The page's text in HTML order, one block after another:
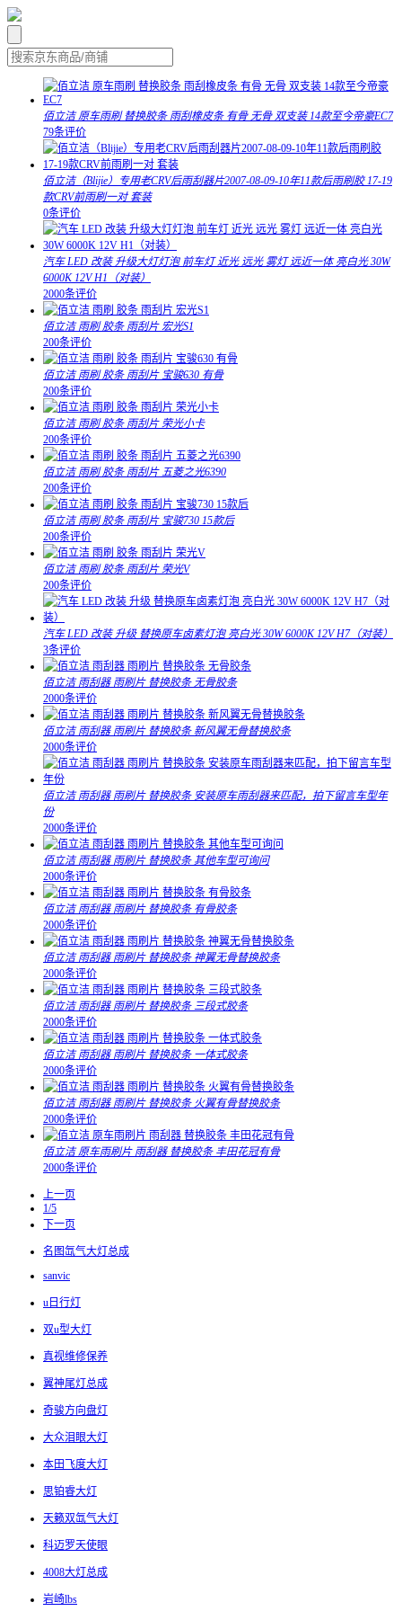
佰立洁 原车雨刷 替换胶条 雨刮橡皮条 有骨 无骨 双支装 14款至今帝豪EC7
79条评价
佰立洁（Blijie）专用老CRV后雨刮器片2007-08-09-10年11款后雨刷胶 17-19
款CRV前雨刷一对 套装
0条评价
汽车 LED 改装 升级大灯灯泡 前车灯 近光 远光 雾灯 远近一体 亮白光 30W
6000K 12V H1（对装）
2000条评价
佰立洁 雨刷 胶条 雨刮片 宏光S1
200条评价
佰立洁 雨刷 胶条 雨刮片 宝骏630 有骨
200条评价
佰立洁 雨刷 胶条 雨刮片 荣光小卡
200条评价
佰立洁 雨刷 胶条 雨刮片 五菱之光6390
200条评价
佰立洁 雨刷 胶条 雨刮片 宝骏730 15款后
200条评价
佰立洁 雨刷 胶条 雨刮片 荣光V
200条评价
汽车 LED 改装 升级 替换原车卤素灯泡 亮白光 30W 6000K 12V H7（对装）
3条评价
佰立洁 雨刮器 雨刷片 替换胶条 无骨胶条
2000条评价
佰立洁 雨刮器 雨刷片 替换胶条 新风翼无骨替换胶条
2000条评价
佰立洁 雨刮器 雨刷片 替换胶条 安装原车雨刮器来匹配，拍下留言车型年
份
2000条评价
佰立洁 雨刮器 雨刷片 替换胶条 其他车型可询问
2000条评价
佰立洁 雨刮器 雨刷片 替换胶条 有骨胶条
2000条评价
佰立洁 雨刮器 雨刷片 替换胶条 神翼无骨替换胶条
2000条评价
佰立洁 雨刮器 雨刷片 替换胶条 三段式胶条
2000条评价
佰立洁 雨刮器 雨刷片 替换胶条 一体式胶条
2000条评价
佰立洁 雨刮器 雨刷片 替换胶条 火翼有骨替换胶条
2000条评价
佰立洁 原车雨刷片 雨刮器 替换胶条 丰田花冠有骨
2000条评价
上一页
1/5
下一页
名图氙气大灯总成
sanvic
u日行灯
双u型大灯
真视维修保养
翼神尾灯总成
奇骏方向盘灯
大众泪眼大灯
本田飞度大灯
思铂睿大灯
天籁双氙气大灯
科迈罗天使眼
4008大灯总成
岩崎lbs